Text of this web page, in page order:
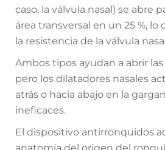
caso, la válvula nasal) se abre
área transversal en un 25 %,
la resistencia de la válvula
Ambos tipos ayudan a abrir las
pero los dilatadores nasales
atrás o hacia abajo en la
ineficaces.
El dispositivo antirronquidos